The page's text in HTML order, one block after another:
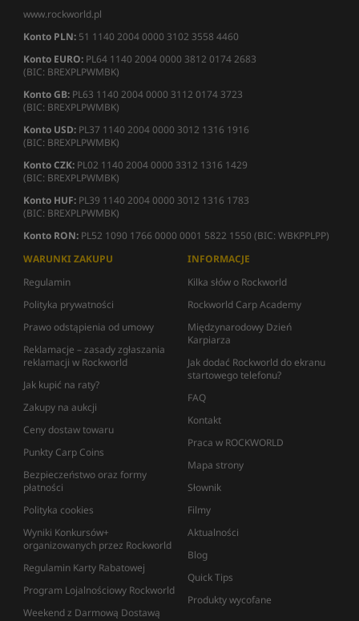
www.rockworld.pl
Konto PLN: 51 1140 2004 0000 3102 3558 4460
Konto EURO: PL64 1140 2004 0000 3812 0174 2683
(BIC: BREXPLPWMBK)
Konto GB: PL63 1140 2004 0000 3112 0174 3723
(BIC: BREXPLPWMBK)
Konto USD: PL37 1140 2004 0000 3012 1316 1916
(BIC: BREXPLPWMBK)
Konto CZK: PL02 1140 2004 0000 3312 1316 1429
(BIC: BREXPLPWMBK)
Konto HUF: PL39 1140 2004 0000 3012 1316 1783
(BIC: BREXPLPWMBK)
Konto RON: PL52 1090 1766 0000 0001 5822 1550 (BIC: WBKPPLPP)
WARUNKI ZAKUPU
Regulamin
Polityka prywatności
Prawo odstąpienia od umowy
Reklamacje – zasady zgłaszania
reklamacji w Rockworld
Jak kupić na raty?
Zakupy na aukcji
Ceny dostaw towaru
Punkty Carp Coins
Bezpieczeństwo oraz formy
płatności
Polityka cookies
Wyniki Konkursów+
organizowanych przez Rockworld
Regulamin Karty Rabatowej
Program Lojalnościowy Rockworld
Weekend z Darmową Dostawą
INFORMACJE
Kilka słów o Rockworld
Rockworld Carp Academy
Międzynarodowy Dzień
Karpiarza
Jak dodać Rockworld do ekranu
startowego telefonu?
FAQ
Kontakt
Praca w ROCKWORLD
Mapa strony
Słownik
Filmy
Aktualności
Blog
Quick Tips
Produkty wycofane